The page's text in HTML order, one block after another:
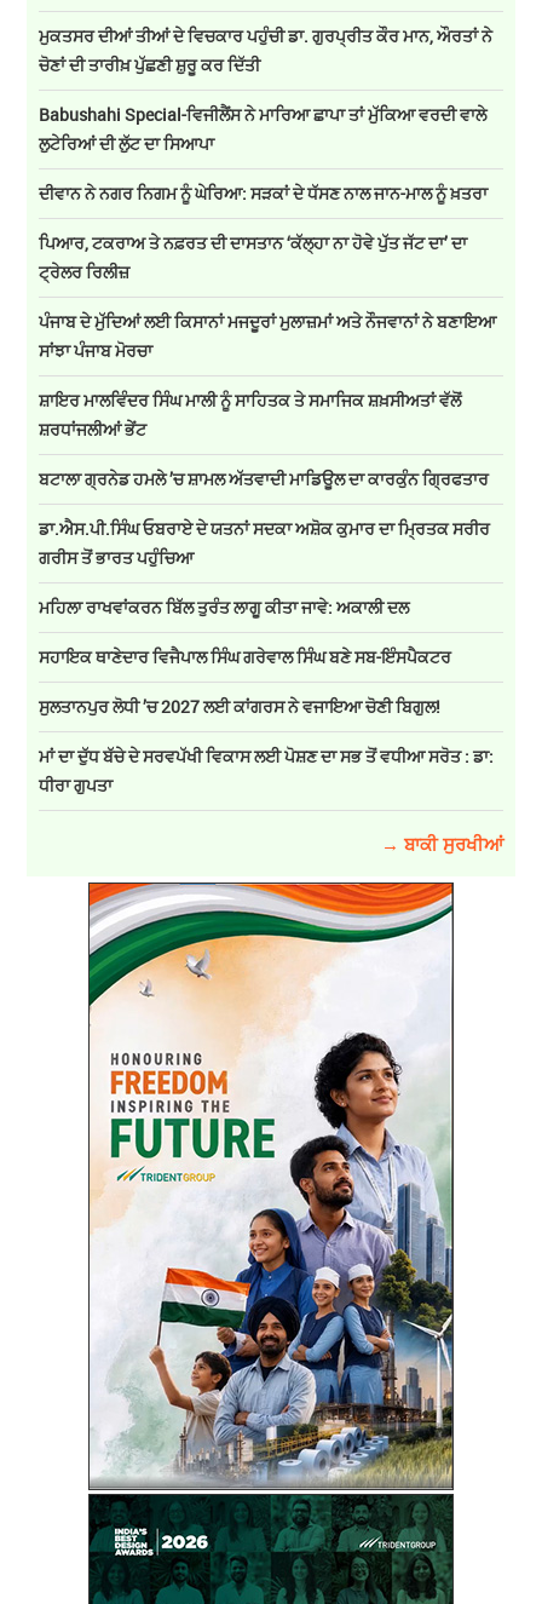
ਮੁਕਤਸਰ ਦੀਆਂ ਤੀਆਂ ਦੇ ਵਿਚਕਾਰ ਪਹੁੰਚੀ ਡਾ. ਗੁਰਪ੍ਰੀਤ ਕੌਰ ਮਾਨ, ਔਰਤਾਂ ਨੇ
ਚੋਣਾਂ ਦੀ ਤਾਰੀਖ਼ ਪੁੱਛਣੀ ਸ਼ੁਰੂ ਕਰ ਦਿੱਤੀ
Babushahi Special-ਵਿਜੀਲੈਂਸ ਨੇ ਮਾਰਿਆ ਛਾਪਾ ਤਾਂ ਮੁੱਕਿਆ ਵਰਦੀ ਵਾਲੇ
ਲੁਟੇਰਿਆਂ ਦੀ ਲੁੱਟ ਦਾ ਸਿਆਪਾ
ਦੀਵਾਨ ਨੇ ਨਗਰ ਨਿਗਮ ਨੂੰ ਘੇਰਿਆ: ਸੜਕਾਂ ਦੇ ਧੱਸਣ ਨਾਲ ਜਾਨ-ਮਾਲ ਨੂੰ ਖ਼ਤਰਾ
ਪਿਆਰ, ਟਕਰਾਅ ਤੇ ਨਫ਼ਰਤ ਦੀ ਦਾਸਤਾਨ ‘ਕੱਲ੍ਹਾ ਨਾ ਹੋਵੇ ਪੁੱਤ ਜੱਟ ਦਾ’ ਦਾ
ਟ੍ਰੇਲਰ ਰਿਲੀਜ਼
ਪੰਜਾਬ ਦੇ ਮੁੱਦਿਆਂ ਲਈ ਕਿਸਾਨਾਂ ਮਜਦੂਰਾਂ ਮੁਲਾਜ਼ਮਾਂ ਅਤੇ ਨੌਜਵਾਨਾਂ ਨੇ ਬਣਾਇਆ
ਸਾਂਝਾ ਪੰਜਾਬ ਮੋਰਚਾ
ਸ਼ਾਇਰ ਮਾਲਵਿੰਦਰ ਸਿੰਘ ਮਾਲੀ ਨੂੰ ਸਾਹਿਤਕ ਤੇ ਸਮਾਜਿਕ ਸ਼ਖ਼ਸੀਅਤਾਂ ਵੱਲੋਂ
ਸ਼ਰਧਾਂਜਲੀਆਂ ਭੇਂਟ
ਬਟਾਲਾ ਗ੍ਰਨੇਡ ਹਮਲੇ ’ਚ ਸ਼ਾਮਲ ਅੱਤਵਾਦੀ ਮਾਡਿਊਲ ਦਾ ਕਾਰਕੁੰਨ ਗ੍ਰਿਫਤਾਰ
ਡਾ.ਐਸ.ਪੀ.ਸਿੰਘ ਓਬਰਾਏ ਦੇ ਯਤਨਾਂ ਸਦਕਾ ਅਸ਼ੋਕ ਕੁਮਾਰ ਦਾ ਮ੍ਰਿਤਕ ਸਰੀਰ
ਗਰੀਸ ਤੋਂ ਭਾਰਤ ਪਹੁੰਚਿਆ
ਮਹਿਲਾ ਰਾਖਵਾਂਕਰਨ ਬਿੱਲ ਤੁਰੰਤ ਲਾਗੂ ਕੀਤਾ ਜਾਵੇ: ਅਕਾਲੀ ਦਲ
ਸਹਾਇਕ ਥਾਣੇਦਾਰ ਵਿਜੈਪਾਲ ਸਿੰਘ ਗਰੇਵਾਲ ਸਿੰਘ ਬਣੇ ਸਬ-ਇੰਸਪੈਕਟਰ
ਸੁਲਤਾਨਪੁਰ ਲੋਧੀ ’ਚ 2027 ਲਈ ਕਾਂਗਰਸ ਨੇ ਵਜਾਇਆ ਚੋਣੀ ਬਿਗੁਲ!
ਮਾਂ ਦਾ ਦੁੱਧ ਬੱਚੇ ਦੇ ਸਰਵਪੱਖੀ ਵਿਕਾਸ ਲਈ ਪੋਸ਼ਣ ਦਾ ਸਭ ਤੋਂ ਵਧੀਆ ਸਰੋਤ : ਡਾ:
ਧੀਰਾ ਗੁਪਤਾ
→ ਬਾਕੀ ਸੁਰਖੀਆਂ